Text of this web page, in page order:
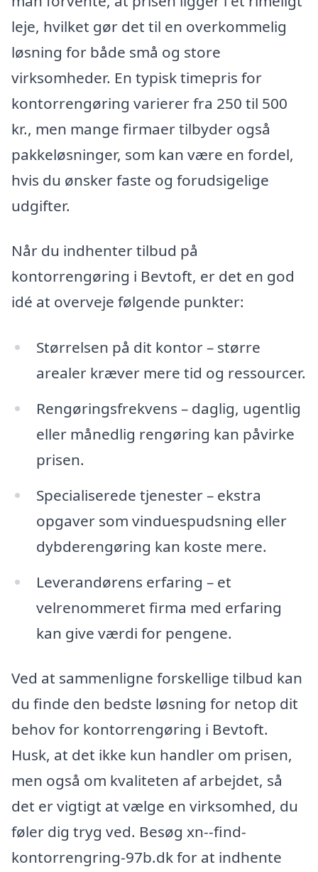
leje, hvilket gør det til en overkommelig
løsning for både små og store
virksomheder. En typisk timepris for
kontorrengøring varierer fra 250 til 500
kr., men mange firmaer tilbyder også
pakkeløsninger, som kan være en fordel,
hvis du ønsker faste og forudsigelige
udgifter.
Når du indhenter tilbud på
kontorrengøring i Bevtoft, er det en god
idé at overveje følgende punkter:
Størrelsen på dit kontor – større
arealer kræver mere tid og ressourcer.
Rengøringsfrekvens – daglig, ugentlig
eller månedlig rengøring kan påvirke
prisen.
Specialiserede tjenester – ekstra
opgaver som vinduespudsning eller
dybderengøring kan koste mere.
Leverandørens erfaring – et
velrenommeret firma med erfaring
kan give værdi for pengene.
Ved at sammenligne forskellige tilbud kan
du finde den bedste løsning for netop dit
behov for kontorrengøring i Bevtoft.
Husk, at det ikke kun handler om prisen,
men også om kvaliteten af arbejdet, så
det er vigtigt at vælge en virksomhed, du
føler dig tryg ved. Besøg xn--find-
kontorrengring-97b.dk for at indhente